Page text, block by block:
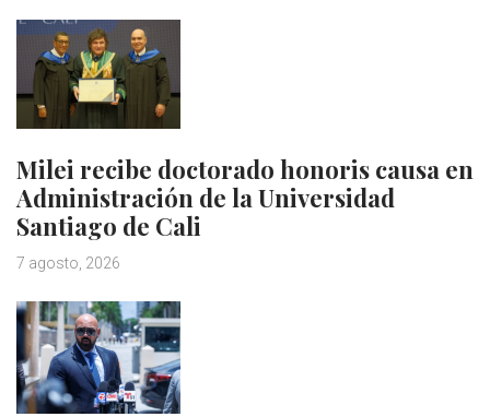
Milei recibe doctorado honoris causa en
Administración de la Universidad
Santiago de Cali
7 agosto, 2026